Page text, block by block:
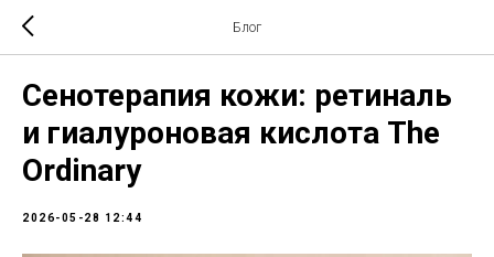
Блог
Сенотерапия кожи: ретиналь
и гиалуроновая кислота The
Ordinary
2026-05-28 12:44